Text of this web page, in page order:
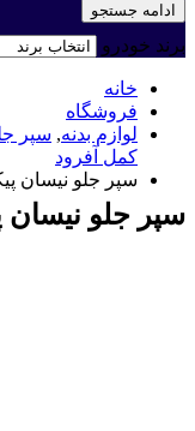
ادامه جستجو
برند خودرو
خانه
فروشگاه
لوازم بدنه, سپر
کمل آفرود
سپر جلو نیسان
سپر جلو نیسان